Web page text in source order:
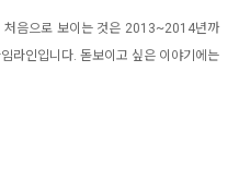
처음으로 보이는 것은 2013~2014년까
라인입니다. 돋보이고 싶은 이야기에는